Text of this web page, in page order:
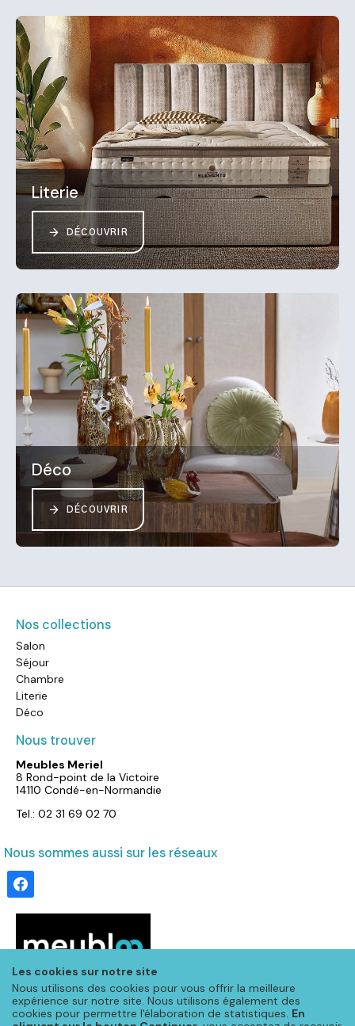
Les cookies sur notre site
Nous utilisons des cookies pour vous offrir la meilleure
expérience sur notre site. Nous utilisons également des
cookies pour permettre l'élaboration de statistiques. En
Literie
DÉCOUVRIR
Déco
DÉCOUVRIR
Nos collections
Salon
Séjour
Chambre
Literie
Déco
Nous trouver
Meubles Meriel
8 Rond-point de la Victoire
14110 Condé-en-Normandie
Tel.: 02 31 69 02 70
Nous sommes aussi sur les réseaux
facebook